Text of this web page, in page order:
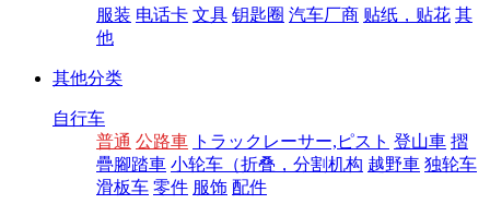
服装 电话卡 文具 钥匙圈 汽车厂商 贴纸，贴花 其
他
其他分类
自行车
普通 公路車 トラックレーサー,ピスト 登山車 摺
疊腳踏車 小轮车（折叠，分割机构 越野車 独轮车
滑板车 零件 服饰 配件